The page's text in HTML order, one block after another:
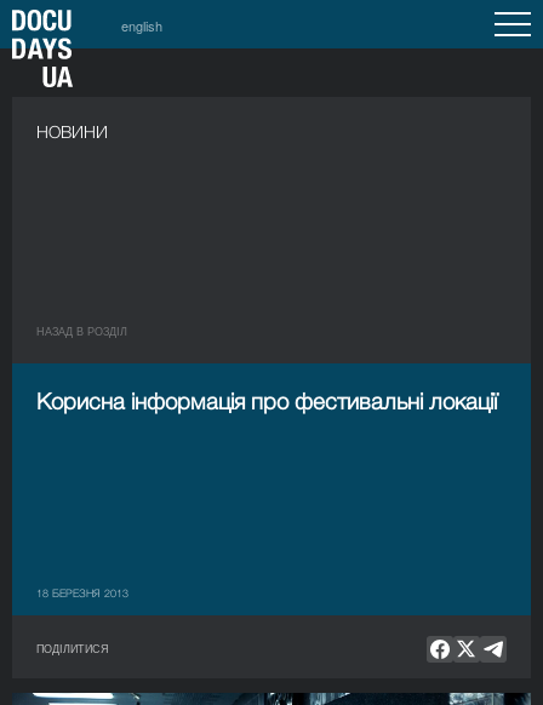
english
НОВИНИ
НАЗАД В РОЗДIЛ
Корисна інформація про фестивальні локації
18 БЕРЕЗНЯ 2013
ПОДІЛИТИСЯ